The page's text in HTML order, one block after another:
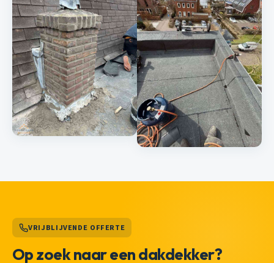
VRIJBLIJVENDE OFFERTE
Op zoek naar een dakdekker?